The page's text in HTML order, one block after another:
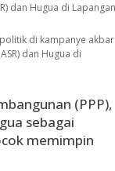
di kampanye akbar
dan Hugua di
(PPP),
sebagai
memimpin